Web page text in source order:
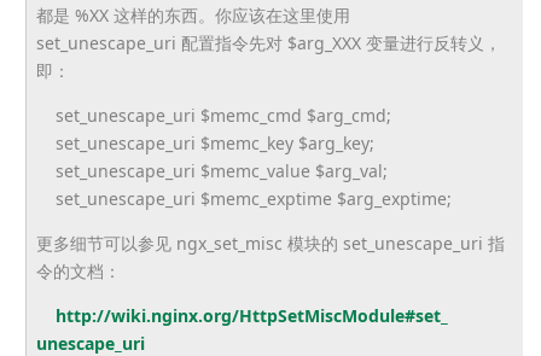
都是 %XX 这样的东西。你应该在这里使用
set_unescape_uri 配置指令先对 $arg_XXX 变量进行反转义，
即：
set_unescape_uri $memc_cmd $arg_cmd;
set_unescape_uri $memc_key $arg_key;
set_unescape_uri $memc_value $arg_val;
set_unescape_uri $memc_exptime $arg_exptime;
更多细节可以参见 ngx_set_misc 模块的 set_unescape_uri 指
令的文档：
http://wiki.nginx.org/HttpSetMiscModule#set_
unescape_uri